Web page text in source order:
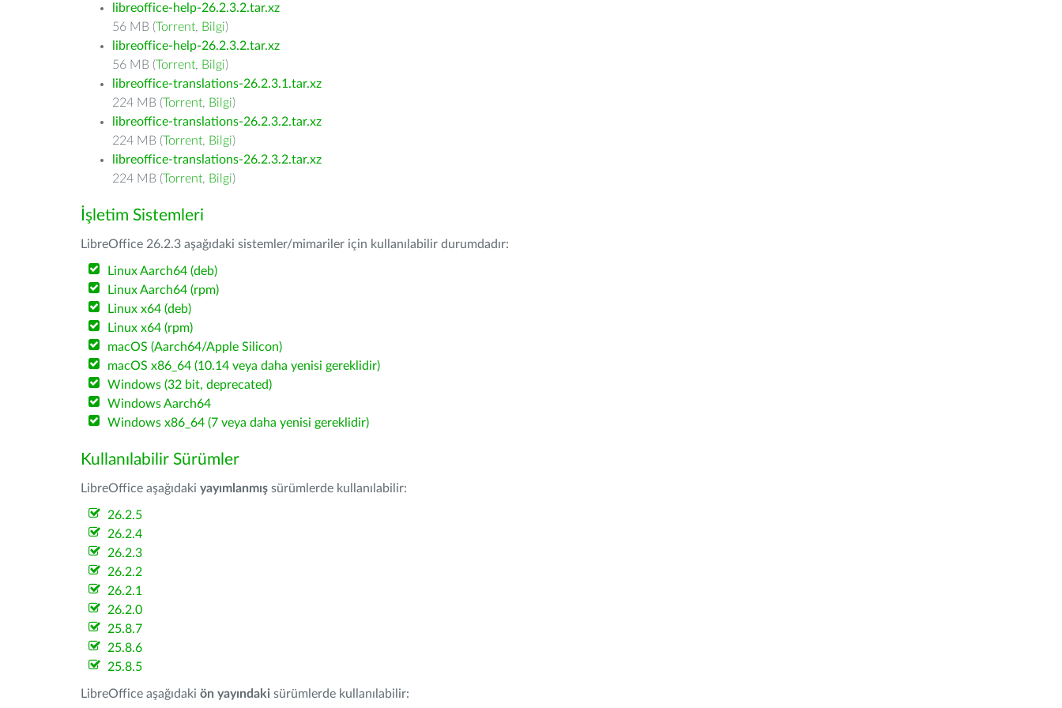
libreoffice-help-26.2.3.2.tar.xz
56 MB (Torrent, Bilgi)
libreoffice-help-26.2.3.2.tar.xz
56 MB (Torrent, Bilgi)
libreoffice-translations-26.2.3.1.tar.xz
224 MB (Torrent, Bilgi)
libreoffice-translations-26.2.3.2.tar.xz
224 MB (Torrent, Bilgi)
libreoffice-translations-26.2.3.2.tar.xz
224 MB (Torrent, Bilgi)
İşletim Sistemleri
LibreOffice 26.2.3 aşağıdaki sistemler/mimariler için kullanılabilir durumdadır:
Linux Aarch64 (deb)
Linux Aarch64 (rpm)
Linux x64 (deb)
Linux x64 (rpm)
macOS (Aarch64/Apple Silicon)
macOS x86_64 (10.14 veya daha yenisi gereklidir)
Windows (32 bit, deprecated)
Windows Aarch64
Windows x86_64 (7 veya daha yenisi gereklidir)
Kullanılabilir Sürümler
LibreOffice aşağıdaki yayımlanmış sürümlerde kullanılabilir:
26.2.5
26.2.4
26.2.3
26.2.2
26.2.1
26.2.0
25.8.7
25.8.6
25.8.5
LibreOffice aşağıdaki ön yayındaki sürümlerde kullanılabilir: